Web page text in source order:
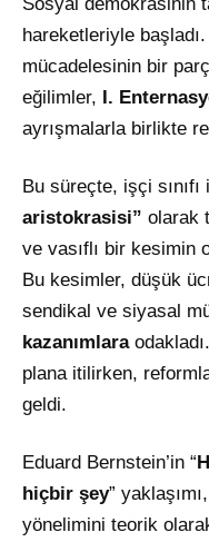
hareketleriyle
mücadelesinin bir
eğilimler, I.
ayrışmalarla birlikte
Bu süreçte, işçi sınıfı
aristokrasisi” olarak
ve vasıflı bir kesimin
Bu kesimler, düşük
sendikal ve siyasal
kazanımlara
plana itilirken,
geldi.
Eduard Bernstein’in “
hiçbir şey”
yönelimini teorik